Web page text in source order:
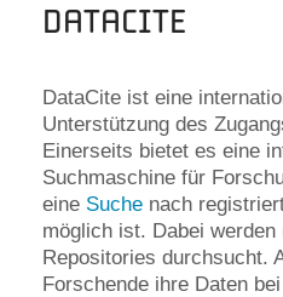
DataCite
DataCite ist eine
Unterstützung des
Einerseits bietet es eine
Suchmaschine für
eine Suche nach
möglich ist. Dabei werden
Repositories durchsucht.
Forschende ihre Daten